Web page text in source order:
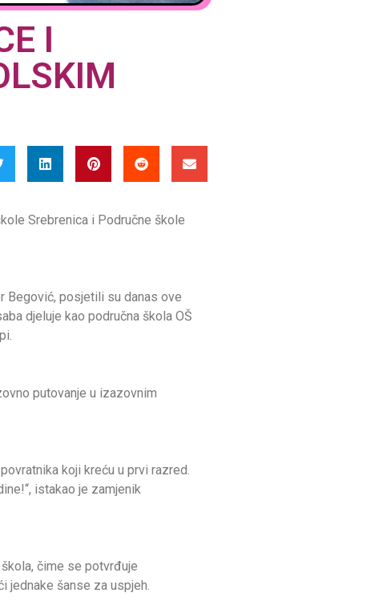
I
Srebrenica i Područne škole
Begović, posjetili su danas ove
djeluje kao područna škola OŠ
putovanje u izazovnim
koji kreću u prvi razred.
istakao je zamjenik
čime se potvrđuje
jednake šanse za uspjeh.